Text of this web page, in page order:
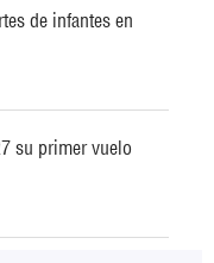
de infantes en
su primer vuelo